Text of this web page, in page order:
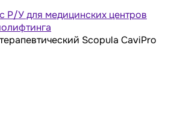
Р/У для медицинских центров